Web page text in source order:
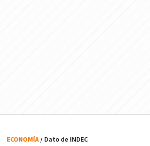
ECONOMÍA/ Dato de INDEC